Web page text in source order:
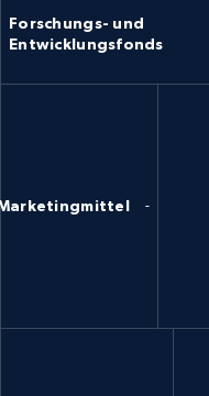
Forschungs- und
Entwicklungsfonds
-